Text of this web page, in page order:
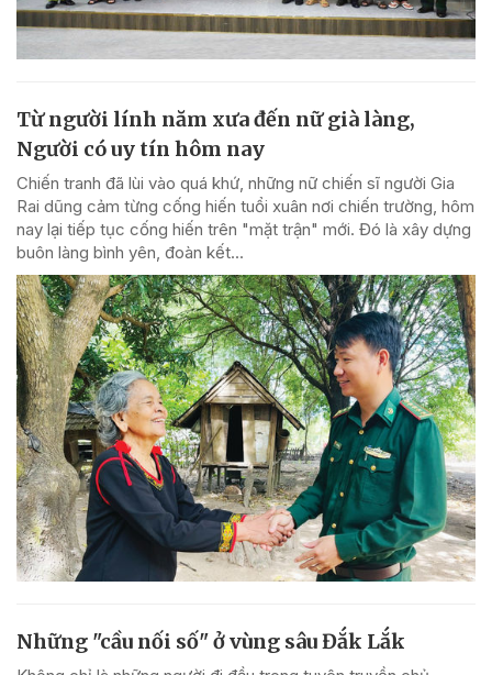
Từ người lính năm xưa đến nữ già làng,
Người có uy tín hôm nay
Chiến tranh đã lùi vào quá khứ, những nữ chiến sĩ người Gia
Rai dũng cảm từng cống hiến tuổi xuân nơi chiến trường, hôm
nay lại tiếp tục cống hiến trên "mặt trận" mới. Đó là xây dựng
buôn làng bình yên, đoàn kết...
Những "cầu nối số" ở vùng sâu Đắk Lắk